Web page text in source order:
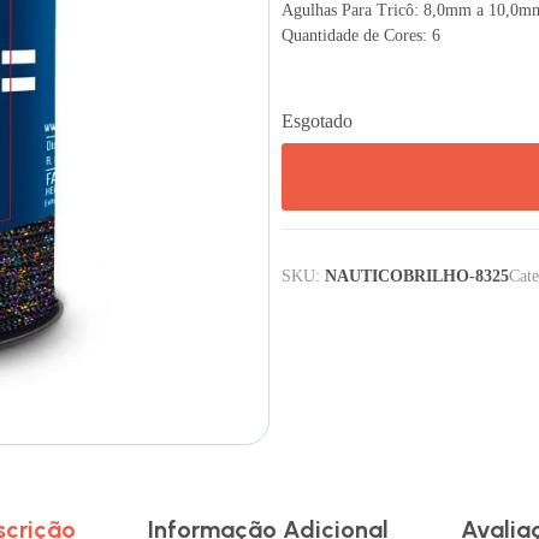
Agulhas Para Tricô: 8,0mm a
Quantidade de Cores: 6
Esgotado
SKU: NAUTICOBRILHO-8325
Informação Adicional